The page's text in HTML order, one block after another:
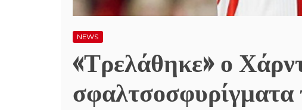
NEWS
«Τρελάθηκε» ο
σφαλτσοσφυρίγματα